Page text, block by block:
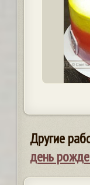
Другие
день